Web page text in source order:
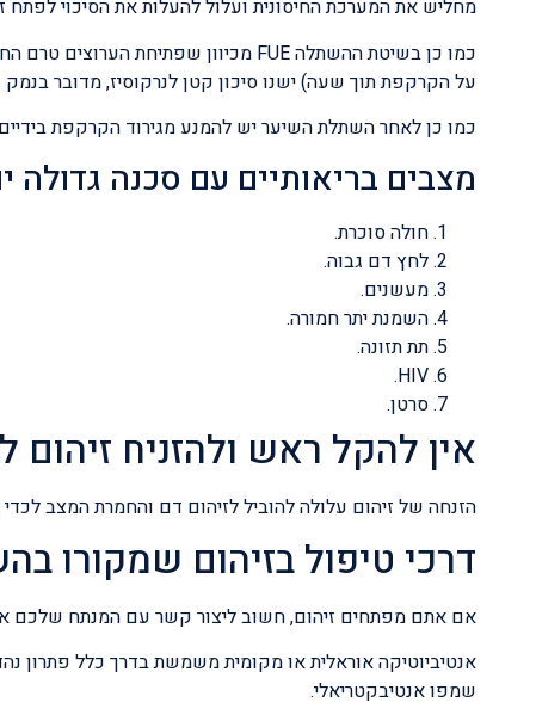
מחליש את המערכת החיסונית ועלול להעלות את הסיכוי לפתח
על הקרקפת תוך שעה) ישנו סיכון קטן לנרקוסיז, מדובר
כמו כן לאחר השתלת השיער יש להמנע מגירוד הקרקפת
מצבים בריאותיים עם סכנה גדולה
חולה סוכרת.
לחץ דם גבוה.
מעשנים.
השמנת יתר חמורה.
תת תזונה.
HIV.
סרטן.
אין להקל ראש ולהזניח
הזנחה של זיהום עלולה להוביל לזיהום דם והחמרת המצב לכדי
דרכי טיפול בזיהום שמקורו
אם אתם מפתחים זיהום, חשוב ליצור קשר עם המנתח שלכם או
אנטיביוטיקה אוראלית או מקומית משמשת בדרך כלל פתרון
שמפו אנטיבקטריאלי.